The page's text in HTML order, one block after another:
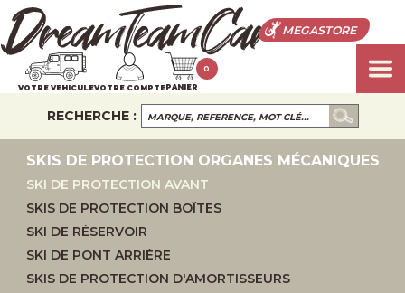
MEGASTORE
VOTRE VEHICULEVOTRE COMPTEPANIER
0
RECHERCHE :
SKIS DE PROTECTION ORGANES MÉCANIQUES
SKI DE PROTECTION AVANT
SKIS DE PROTECTION BOÎTES
SKI DE RÉSERVOIR
SKI DE PONT ARRIÈRE
SKIS DE PROTECTION D'AMORTISSEURS